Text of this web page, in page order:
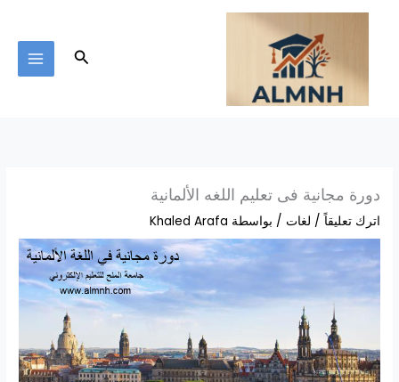
تخطي
البحث
دورة مجانية فى تعليم اللغه الألمانية
اترك تعليقاً / لغات / بواسطة Khaled Arafa